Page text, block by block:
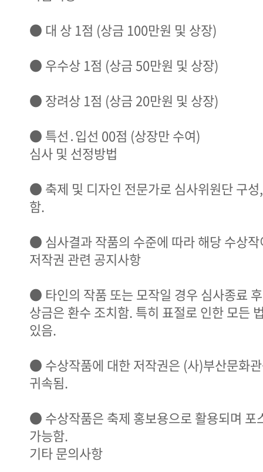
● 대 상 1점 (상금 100만원 및 상장)
● 우수상 1점 (상금 50만원 및 상장)
● 장려상 1점 (상금 20만원 및 상장)
● 특선․입선 00점 (상장만 수여)
심사 및 선정방법
● 축제 및 디자인 전문가로 심사위원단 구
함.
● 심사결과 작품의 수준에 따라 해당 수상
저작권 관련 공지사항
● 타인의 작품 또는 모작일 경우 심사종료
상금은 환수 조치함. 특히 표절로 인한 모든
있음.
● 수상작품에 대한 저작권은 (사)부산문화
귀속됨.
● 수상작품은 축제 홍보용으로 활용되며 포
가능함.
기타 문의사항